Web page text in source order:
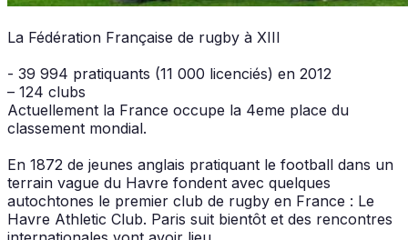
La Fédération Française de rugby à XIII
- 39 994 pratiquants (11 000 licenciés) en 2012
– 124 clubs
Actuellement la France occupe la 4eme place du
classement mondial.
En 1872 de jeunes anglais pratiquant le football dans un
terrain vague du Havre fondent avec quelques
autochtones le premier club de rugby en France : Le
Havre Athletic Club. Paris suit bientôt et des rencontres